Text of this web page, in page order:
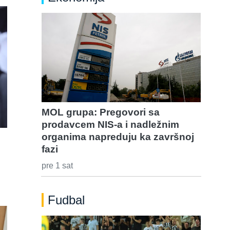
MOL grupa: Pregovori sa
prodavcem NIS-a i nadležnim
organima napreduju ka završnoj
fazi
pre 1 sat
Fudbal